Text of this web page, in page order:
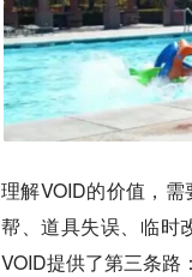
理解VOID的价值，
帮、道具失误、临时
VOID提供了第三条路